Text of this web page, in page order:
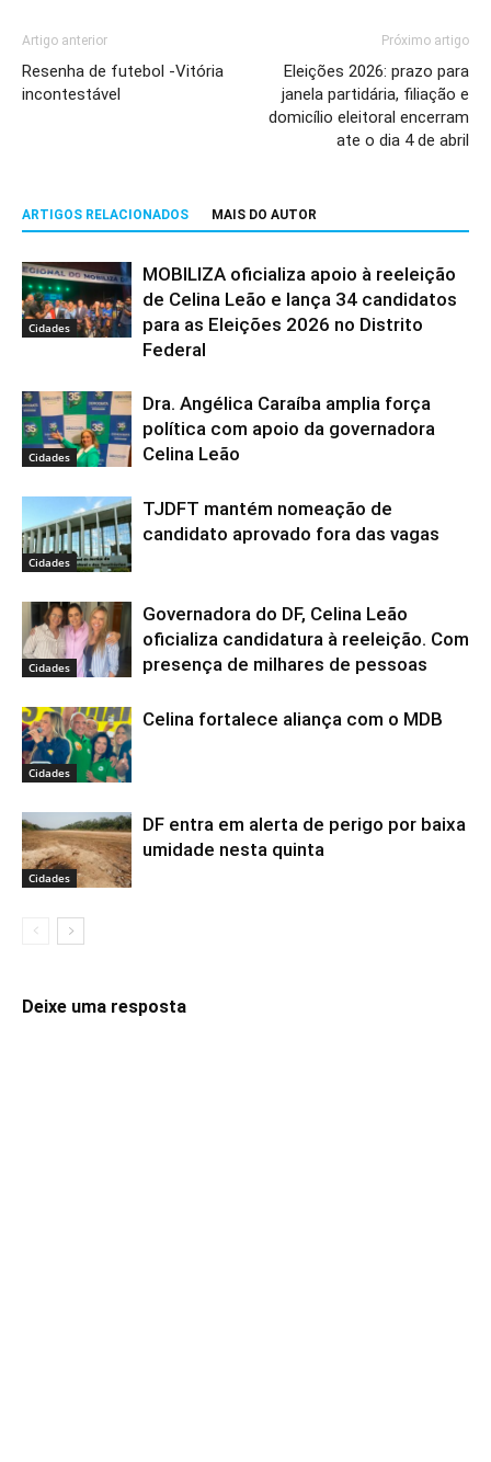
Artigo anterior
Resenha de futebol -Vitória
incontestável
Próximo artigo
Eleições 2026: prazo para
janela partidária, filiação e
domicílio eleitoral encerram
ate o dia 4 de abril
ARTIGOS RELACIONADOS MAIS DO AUTOR
Cidades
MOBILIZA oficializa apoio à reeleição
de Celina Leão e lança 34 candidatos
para as Eleições 2026 no Distrito
Federal
Cidades
Dra. Angélica Caraíba amplia força
política com apoio da governadora
Celina Leão
Cidades
TJDFT mantém nomeação de
candidato aprovado fora das vagas
Cidades
Governadora do DF, Celina Leão
oficializa candidatura à reeleição. Com
presença de milhares de pessoas
Cidades
Celina fortalece aliança com o MDB
Cidades
DF entra em alerta de perigo por baixa
umidade nesta quinta
Deixe uma resposta